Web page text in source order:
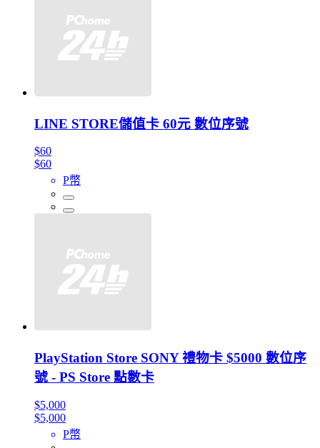
LINE STORE儲值卡 60元 數位序號
$60
$60
P幣
PlayStation Store SONY 禮物卡 $5000 數位序
號 - PS Store 點數卡
$5,000
$5,000
P幣